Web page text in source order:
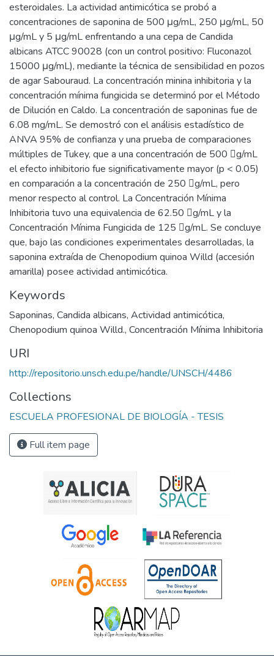
esteroidales. La actividad antimicótica se probó a
concentraciones de saponina de 500 μg/mL, 250 μg/mL, 50
μg/mL y 5 μg/mL enfrentando a una cepa de Candida
albicans ATCC 90028 (con un control positivo: Fluconazol
15000 μg/mL), mediante la técnica de sensibilidad en pozos
de agar Sabouraud. La concentración minina inhibitoria y la
concentración mínima fungicida se determinó por el Método
de Dilución en Caldo. La concentración de saponinas fue de
6.08 mg/mL. Se demostró con el análisis estadístico de
ANVA 95% de confianza y una prueba de comparaciones
múltiples de Tukey, que a una concentración de 500 g/mL
el efecto inhibitorio fue significativamente mayor (p < 0.05)
en comparación a la concentración de 250 g/mL, pero
menor respecto al control. La Concentración Mínima
Inhibitoria tuvo una equivalencia de 62.50 g/mL y la
Concentración Mínima Fungicida de 125 g/mL. Se concluye
que, bajo las condiciones experimentales desarrolladas, la
saponina extraída de Chenopodium quinoa Willd (accesión
amarilla) posee actividad antimicótica.
Keywords
Saponinas, Candida albicans, Actividad antimicótica,
Chenopodium quinoa Willd., Concentración Mínima Inhibitoria
URI
http://repositorio.unsch.edu.pe/handle/UNSCH/4486
Collections
ESCUELA PROFESIONAL DE BIOLOGÍA - TESIS
Full item page